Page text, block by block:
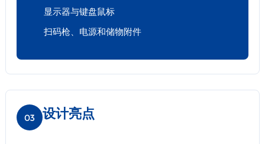
显示器与键盘鼠标
扫码枪、电源和储物附件
03 设计亮点